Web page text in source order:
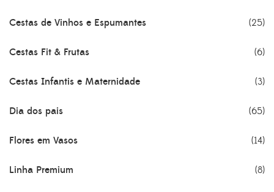
Cestas de Vinhos e Espumantes (25)
Cestas Fit & Frutas (6)
Cestas Infantis e Maternidade (3)
Dia dos pais (65)
Flores em Vasos (14)
Linha Premium (8)